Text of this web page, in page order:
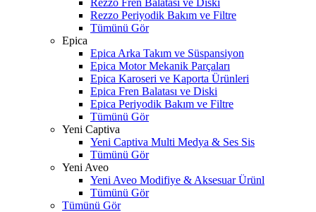
Rezzo Fren Balatası ve Diski
Rezzo Periyodik Bakım ve Filtre
Tümünü Gör
Epica
Epica Arka Takım ve Süspansiyon
Epica Motor Mekanik Parçaları
Epica Karoseri ve Kaporta Ürünleri
Epica Fren Balatası ve Diski
Epica Periyodik Bakım ve Filtre
Tümünü Gör
Yeni Captiva
Yeni Captiva Multi Medya & Ses Sis
Tümünü Gör
Yeni Aveo
Yeni Aveo Modifiye & Aksesuar Ürünl
Tümünü Gör
Tümünü Gör